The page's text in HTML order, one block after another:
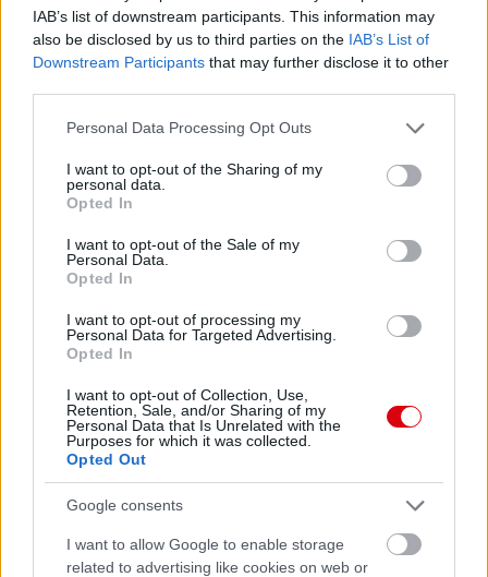
IAB’s list of downstream participants. This information may
also be disclosed by us to third parties on the IAB’s List of
Downstream Participants that may further disclose it to other
Please note that this website/app uses one or more Google
not limited to your visit or usage behaviour. You may click to
grant or deny consent to Google and its third-party tags to
use your data for below specified purposes in below Google
consent section.
Personal Data Processing Opt Outs
I want to opt-out of the Sharing of my
personal data.
Opted In
I want to opt-out of the Sale of my
Personal Data.
Opted In
I want to opt-out of processing my
Personal Data for Targeted Advertising.
Opted In
I want to opt-out of Collection, Use,
Retention, Sale, and/or Sharing of my
Personal Data that Is Unrelated with the
Purposes for which it was collected.
Opted Out
Google consents
I want to allow Google to enable storage
related to advertising like cookies on web or
Meccs Center
Paris Saint-Germainvs